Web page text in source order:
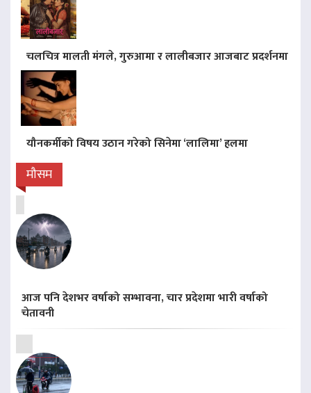
चलचित्र मालती मंगले, गुरुआमा र लालीबजार आजबाट प्रदर्शनमा
यौनकर्मीको विषय उठान गरेको सिनेमा ‘लालिमा’ हलमा
मौसम
आज पनि देशभर वर्षाको सम्भावना, चार प्रदेशमा भारी वर्षाको
चेतावनी